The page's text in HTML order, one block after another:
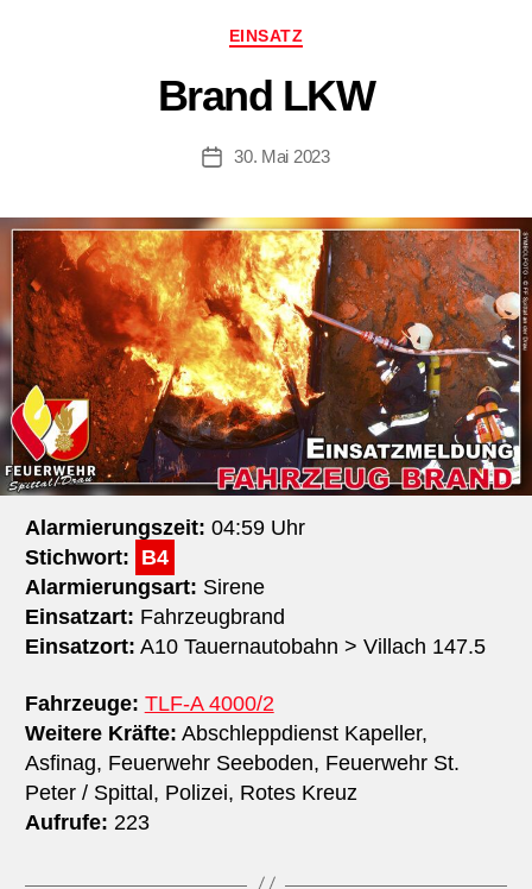
Kategorien
EINSATZ
Brand LKW
Beitragsdatum
30. Mai 2023
Alarmierungszeit: 04:59 Uhr
Stichwort: B4
Alarmierungsart: Sirene
Einsatzart: Fahrzeugbrand
Einsatzort: A10 Tauernautobahn > Villach 147.​5
Fahrzeuge: TLF-A 4000/2
Weitere Kräfte: Abschleppdienst Kapeller,
Asfinag, Feuerwehr Seeboden, Feuerwehr St.
Peter / Spittal, Polizei, Rotes Kreuz
Aufrufe: 223